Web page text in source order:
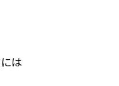
は